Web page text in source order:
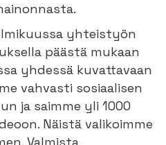
yhteistyön
päästä mukaan
yhdessä kuvattavaan
vahvasti sosiaalisen
ja saimme yli 1000
Näistä valikoimme